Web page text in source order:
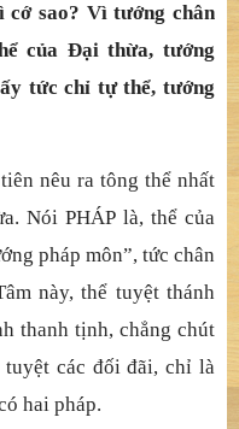
sao? Vì tướng chân
của Đại thừa, tướng
tức chỉ tự thể, tướng
nêu ra tông thể nhất
Nói PHÁP là, thể của
pháp môn”, tức chân
này, thể tuyệt thánh
thanh tịnh, chẳng chút
các đối đãi, chỉ là
hai pháp.